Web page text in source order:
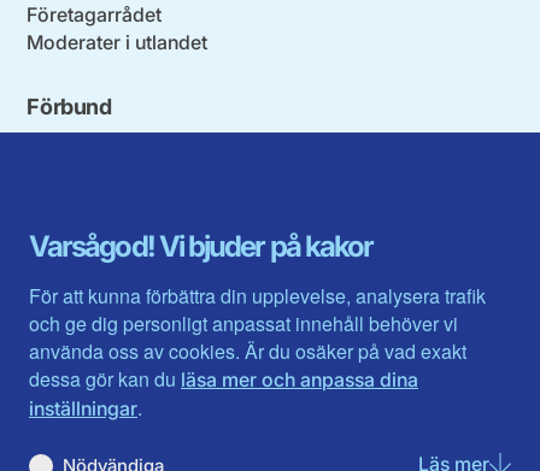
Varsågod! Vi bjuder på kakor
För att kunna förbättra din upplevelse, analysera trafik
och ge dig personligt anpassat innehåll behöver vi
använda oss av cookies. Är du osäker på vad exakt
dessa gör kan du läsa mer och anpassa dina
inställningar.
Nödvändiga Läs merom
Företagarrådet
Moderater i utlandet
Förbund
Gävleborg
Halland
Jämtlands län
Jönköpings län
Kalmar län
Kronobergs län
Norrbotten
Skåne län
Värmlands län
Västerbotten
Västra Götaland
Västernorrland
Västmanland
Örebro län
Östergötland